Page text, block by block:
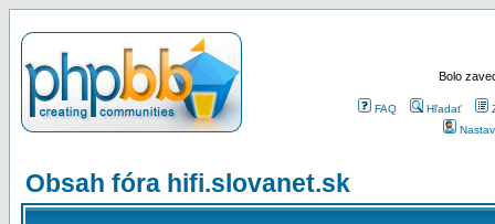
Bolo
FAQ Hľadať
Obsah fóra hifi.slovanet.sk